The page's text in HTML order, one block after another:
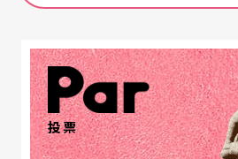
单的那种华丽无比的各式晚会
现。在制作预算受限制又有票
变，变则通，用最低成本做出
目，成了所有国有院团的最高
投票